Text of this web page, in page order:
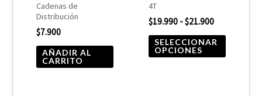
Cadenas de
Distribución
$7.900
AÑADIR AL
CARRITO
4T
$19.990 -$21.900
SELECCIONAR
OPCIONES
la
página